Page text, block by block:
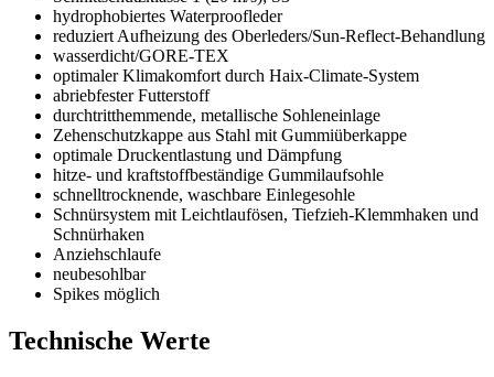
hydrophobiertes Waterproofleder
reduziert Aufheizung des Oberleders/Sun-Reflect-Behandlung
wasserdicht/GORE-TEX
optimaler Klimakomfort durch Haix-Climate-System
abriebfester Futterstoff
durchtritthemmende, metallische Sohleneinlage
Zehenschutzkappe aus Stahl mit Gummiüberkappe
optimale Druckentlastung und Dämpfung
hitze- und kraftstoffbeständige Gummilaufsohle
schnelltrocknende, waschbare Einlegesohle
Schnürsystem mit Leichtlaufösen, Tiefzieh-Klemmhaken und
Schnürhaken
Anziehschlaufe
neubesohlbar
Spikes möglich
Technische Werte